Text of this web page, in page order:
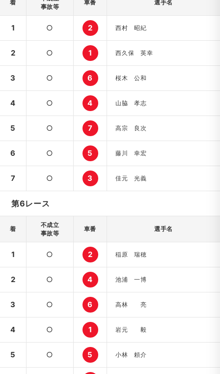
着
事故等
車番 選手名
1 ○ 2 西村 昭紀
2 ○ 1 西久保 英幸
3 ○ 6 桜木 公和
4 ○ 4 山脇 孝志
5 ○ 7 高宗 良次
6 ○ 5 藤川 幸宏
7 ○ 3 佳元 光義
第6レース
着
不成立
事故等
車番 選手名
1 ○ 2 稲原 瑞穂
2 ○ 4 池浦 一博
3 ○ 6 高林 亮
4 ○ 1 岩元 毅
5 ○ 5 小林 頼介